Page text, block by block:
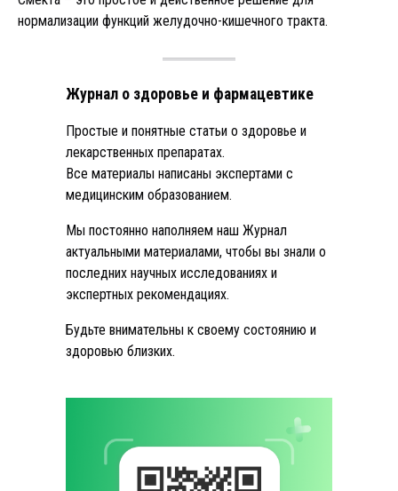
нормализации функций желудочно-кишечного тракта.
Журнал о здоровье и фармацевтике
Простые и понятные статьи о здоровье и
лекарственных препаратах.
Все материалы написаны экспертами с
медицинским образованием.
Мы постоянно наполняем наш Журнал
актуальными материалами, чтобы вы знали о
последних научных исследованиях и
экспертных рекомендациях.
Будьте внимательны к своему состоянию и
здоровью близких.